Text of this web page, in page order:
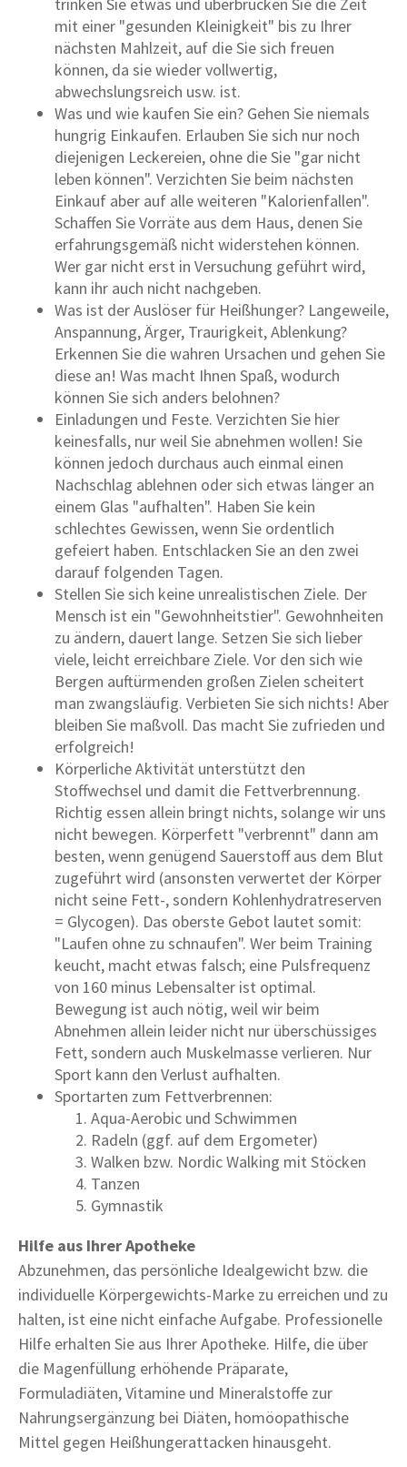
mit einer "gesunden Kleinigkeit" bis zu Ihrer
nächsten Mahlzeit, auf die Sie sich freuen
können, da sie wieder vollwertig,
abwechslungsreich usw. ist.
Was und wie kaufen Sie ein? Gehen Sie niemals
hungrig Einkaufen. Erlauben Sie sich nur noch
diejenigen Leckereien, ohne die Sie "gar nicht
leben können". Verzichten Sie beim nächsten
Einkauf aber auf alle weiteren "Kalorienfallen".
Schaffen Sie Vorräte aus dem Haus, denen Sie
erfahrungsgemäß nicht widerstehen können.
Wer gar nicht erst in Versuchung geführt wird,
kann ihr auch nicht nachgeben.
Was ist der Auslöser für Heißhunger? Langeweile,
Anspannung, Ärger, Traurigkeit, Ablenkung?
Erkennen Sie die wahren Ursachen und gehen Sie
diese an! Was macht Ihnen Spaß, wodurch
können Sie sich anders belohnen?
Einladungen und Feste. Verzichten Sie hier
keinesfalls, nur weil Sie abnehmen wollen! Sie
können jedoch durchaus auch einmal einen
Nachschlag ablehnen oder sich etwas länger an
einem Glas "aufhalten". Haben Sie kein
schlechtes Gewissen, wenn Sie ordentlich
gefeiert haben. Entschlacken Sie an den zwei
darauf folgenden Tagen.
Stellen Sie sich keine unrealistischen Ziele. Der
Mensch ist ein "Gewohnheitstier". Gewohnheiten
zu ändern, dauert lange. Setzen Sie sich lieber
viele, leicht erreichbare Ziele. Vor den sich wie
Bergen auftürmenden großen Zielen scheitert
man zwangsläufig. Verbieten Sie sich nichts! Aber
bleiben Sie maßvoll. Das macht Sie zufrieden und
erfolgreich!
Körperliche Aktivität unterstützt den
Stoffwechsel und damit die Fettverbrennung.
Richtig essen allein bringt nichts, solange wir uns
nicht bewegen. Körperfett "verbrennt" dann am
besten, wenn genügend Sauerstoff aus dem Blut
zugeführt wird (ansonsten verwertet der Körper
nicht seine Fett-, sondern Kohlenhydratreserven
= Glycogen). Das oberste Gebot lautet somit:
"Laufen ohne zu schnaufen". Wer beim Training
keucht, macht etwas falsch; eine Pulsfrequenz
von 160 minus Lebensalter ist optimal.
Bewegung ist auch nötig, weil wir beim
Abnehmen allein leider nicht nur überschüssiges
Fett, sondern auch Muskelmasse verlieren. Nur
Sport kann den Verlust aufhalten.
Sportarten zum Fettverbrennen:
Aqua-Aerobic und Schwimmen
Radeln (ggf. auf dem Ergometer)
Walken bzw. Nordic Walking mit Stöcken
Tanzen
Gymnastik
Hilfe aus Ihrer Apotheke
Abzunehmen, das persönliche Idealgewicht bzw. die
individuelle Körpergewichts-Marke zu erreichen und zu
halten, ist eine nicht einfache Aufgabe. Professionelle
Hilfe erhalten Sie aus Ihrer Apotheke. Hilfe, die über
die Magenfüllung erhöhende Präparate,
Formuladiäten, Vitamine und Mineralstoffe zur
Nahrungsergänzung bei Diäten, homöopathische
Mittel gegen Heißhungerattacken hinausgeht.